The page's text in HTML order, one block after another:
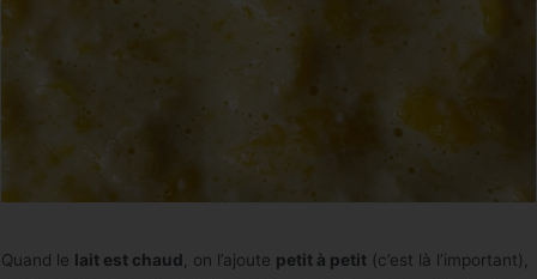
Quand le lait est chaud , on l’ajoute petit à petit (c’est là l’important),